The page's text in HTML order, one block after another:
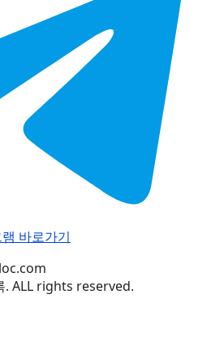
바로가기
ALL rights reserved.